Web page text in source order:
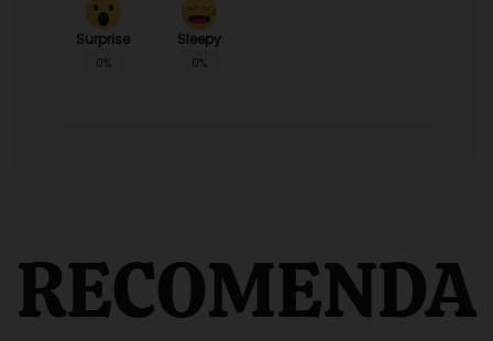
Surprise
0%
Sleepy
0%